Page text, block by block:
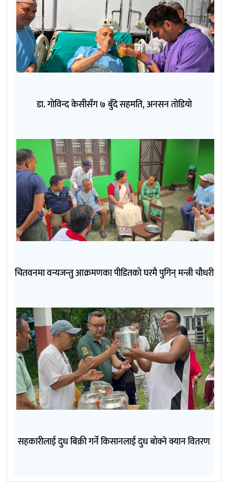
डा. गोविन्द केसीसँग ७ बुँदे सहमति, अनसन तोडियो
चितवनमा वन्यजन्तु आक्रमणका पीडितको घरमै पुगिन् मन्त्री चौधरी
सहकारीलाई दुध बिक्री गर्ने किसानलाई दुध बोक्ने क्यान वितरण